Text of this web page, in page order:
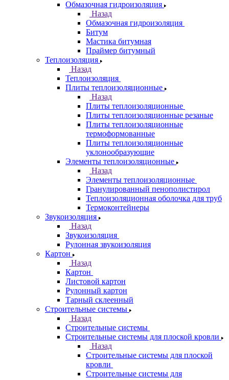
Обмазочная гидроизоляция
Назад
Обмазочная гидроизоляция
Битум
Мастика битумная
Праймер битумный
Теплоизоляция
Назад
Теплоизоляция
Плиты теплоизоляционные
Назад
Плиты теплоизоляционные
Плиты теплоизоляционные резаные
Плиты теплоизоляционные
термоформованные
Плиты теплоизоляционные
уклонообразующие
Элементы теплоизоляционные
Назад
Элементы теплоизоляционные
Гранулированный пенополистирол
Теплоизоляционная оболочка для труб
Термоконтейнеры
Звукоизоляция
Назад
Звукоизоляция
Рулонная звукоизоляция
Картон
Назад
Картон
Листовой картон
Рулонный картон
Тарный склеенный
Строительные системы
Назад
Строительные системы
Строительные системы для плоской кровли
Назад
Строительные системы для плоской
кровли
Строительные системы для